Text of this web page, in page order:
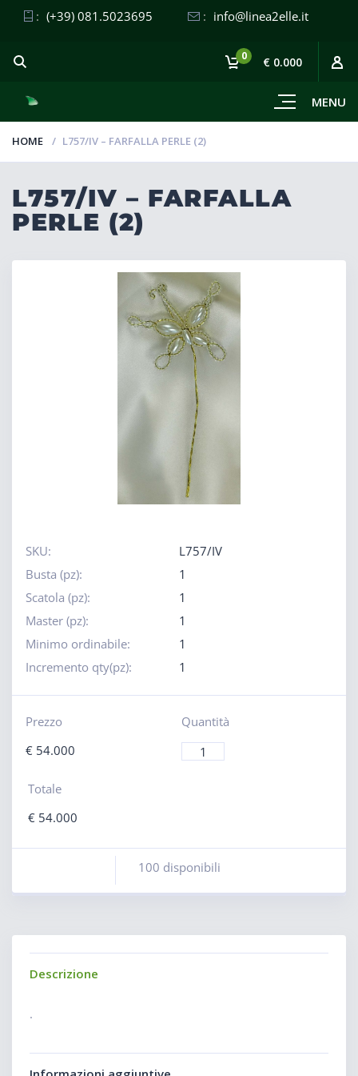
: (+39) 081.5023695 : info@linea2elle.it
MENU
0 € 0.000
HOME L757/IV – FARFALLA PERLE (2)
L757/IV – FARFALLA
PERLE (2)
SKU:
L757/IV
Busta (pz):
1
Scatola (pz):
1
Master (pz):
1
Minimo ordinabile:
1
Incremento qty(pz):
1
Prezzo
€54.000
Quantità
Totale
€54.000
100 disponibili
Descrizione
.